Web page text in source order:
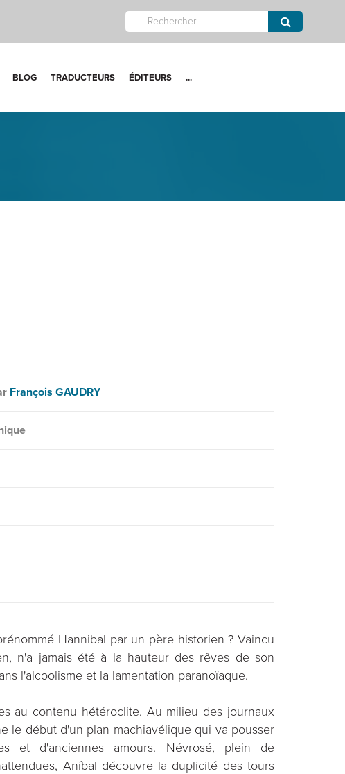
BLOG TRADUCTEURS ÉDITEURS ...
François GAUDRY
Hannibal par un père historien ? Vaincu
n'a jamais été à la hauteur des rêves de son
l'alcoolisme et la lamentation paranoïaque.
au contenu hétéroclite. Au milieu des journaux
le début d'un plan machiavélique qui va pousser
et d'anciennes amours. Névrosé, plein de
Aníbal découvre la duplicité des tours